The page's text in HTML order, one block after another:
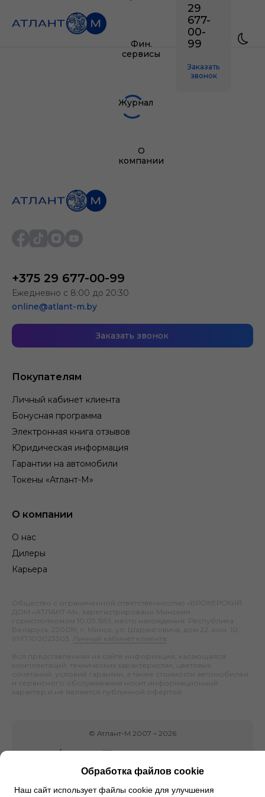
Фин.
сервисы
Журнал
О
компании
29
677-
00-
99
Заказать
звонок
Покупателям
Личный кабинет клиента
Бонусная программа
Электронная книга отзывов
Юридическая информация
Гарантии на автомобили
Токены «Атлант-М»
О компании
О нас
Дилеры
Карьера
+375 29 677-00-99
Ежедневно с 8:00 до 20:30
online@atlant-m.by
Заказать звонок
Общество с ограниченной ответственностью «БРОКЕРСКИЙ
ДОМ «АТЛАНТ-М», зарегистрировано Минским
горисполкомом 10.09.1991; место нахождения: Республика
Беларусь, 220019, г. Минск, ул. Шаранговича, дом 22, ком. 10;
УНП 100023303.
Личный кабинет клиента
Вся представленная на сайте информация, касающаяся
комплектаций, технических характеристик, цветовых
сочетаний, условий гарантии, а также стоимости автомобилей
и сервисного обслуживания носит информационный
характер и не является публичной офертой.
© Атлант-М 2007 – 2026
Обработка файлов cookie
Наш сайт использует файлы cookie для улучшения